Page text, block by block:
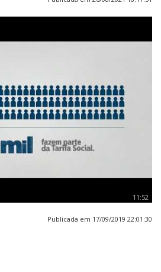
11:52
Publicada em 17/09/2019 22:01:30